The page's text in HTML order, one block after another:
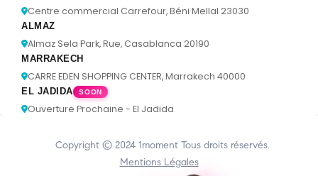
Centre commercial Carrefour, Béni Mellal 23030
ALMAZ
Almaz Sela Park, Rue, Casablanca 20190
MARRAKECH
CARRE EDEN SHOPPING CENTER, Marrakech 40000
EL JADIDA SOON
Ouverture Prochaine - El Jadida
Copyright © 2024 1moment Tous droits réservés.
Mentions Légales